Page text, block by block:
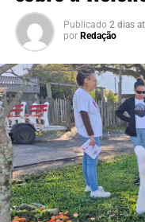
parcialmente a pista.
realizaram a remoção
liberação do trânsito.
Publicado 2 dias
por Redação